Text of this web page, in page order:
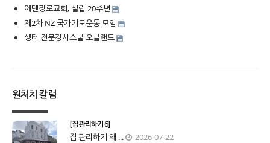
에덴장로교회, 설립 20주년
제2차 NZ 국가기도운동 모임
생터 전문강사스쿨 오클랜드
원처치 칼럼
[집 관리하기 6]
집 관리하기 왜 ... 2026-07-22